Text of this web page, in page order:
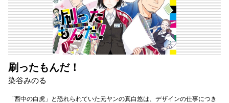
刷ったもんだ！
染谷みのる
「西中の白虎」と恐れられていた元ヤンの真白悠は、デザインの仕事につき